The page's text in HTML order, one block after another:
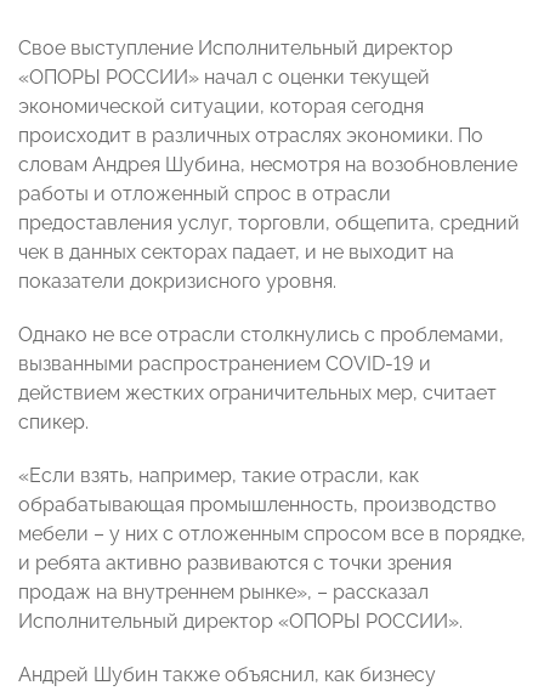
Свое выступление Исполнительный директор
«ОПОРЫ РОССИИ» начал с оценки текущей
экономической ситуации, которая сегодня
происходит в различных отраслях экономики. По
словам Андрея Шубина, несмотря на возобновление
работы и отложенный спрос в отрасли
предоставления услуг, торговли, общепита, средний
чек в данных секторах падает, и не выходит на
показатели докризисного уровня.
Однако не все отрасли столкнулись с проблемами,
вызванными распространением COVID-19 и
действием жестких ограничительных мер, считает
спикер.
«Если взять, например, такие отрасли, как
обрабатывающая промышленность, производство
мебели – у них с отложенным спросом все в порядке,
и ребята активно развиваются с точки зрения
продаж на внутреннем рынке», – рассказал
Исполнительный директор «ОПОРЫ РОССИИ».
Андрей Шубин также объяснил, как бизнесу